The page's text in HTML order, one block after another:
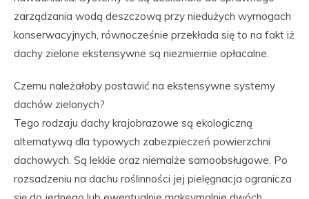
zarządzania wodą deszczową przy niedużych wymogach
konserwacyjnych, równocześnie przekłada się to na fakt iż
dachy zielone ekstensywne są niezmiernie opłacalne.
Czemu należałoby postawić na ekstensywne systemy
dachów zielonych?
Tego rodzaju dachy krajobrazowe są ekologiczną
alternatywą dla typowych zabezpieczeń powierzchni
dachowych. Są lekkie oraz niemalże samoobsługowe. Po
rozsadzeniu na dachu roślinności jej pielęgnacja ogranicza